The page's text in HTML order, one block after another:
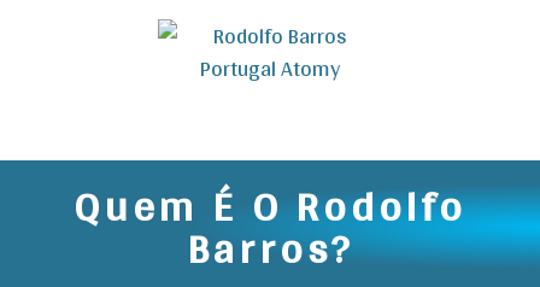
Quem É O Rodolfo
Barros?